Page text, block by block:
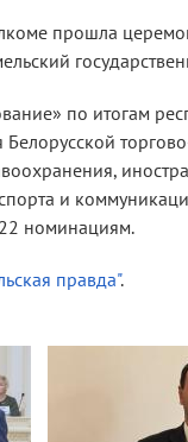
прошла
по итогам
и
номинациям.
правда".